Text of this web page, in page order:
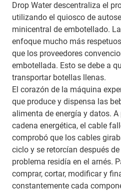
Drop Water descentraliza el
utilizando el quiosco de
minicentral de embotellado.
enfoque mucho más
que los proveedores
embotellada. Esto se debe a
transportar botellas llenas.
El corazón de la máquina
que produce y dispensa las
alimenta de energía y datos.
cadena energética, el cable
comprobó que los cables
ciclo y se retorcían después
problema residía en el arnés.
comprar, cortar, modificar y
constantemente cada